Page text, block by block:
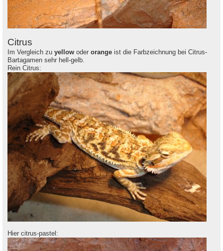
Citrus
Im Vergleich zu yellow oder orange ist die Farbzeichnung bei Citrus-
Bartagamen sehr hell-gelb.
Rein Citrus:
Hier citrus-pastel: